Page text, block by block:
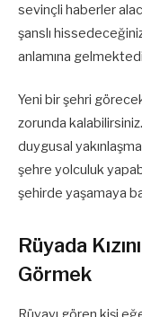
sevinçli haberler
şanslı
anlamına
Yeni bir şehri
zorunda
duygusal
şehre yolculuk
şehirde yaşamaya
Rüyada
Görmek